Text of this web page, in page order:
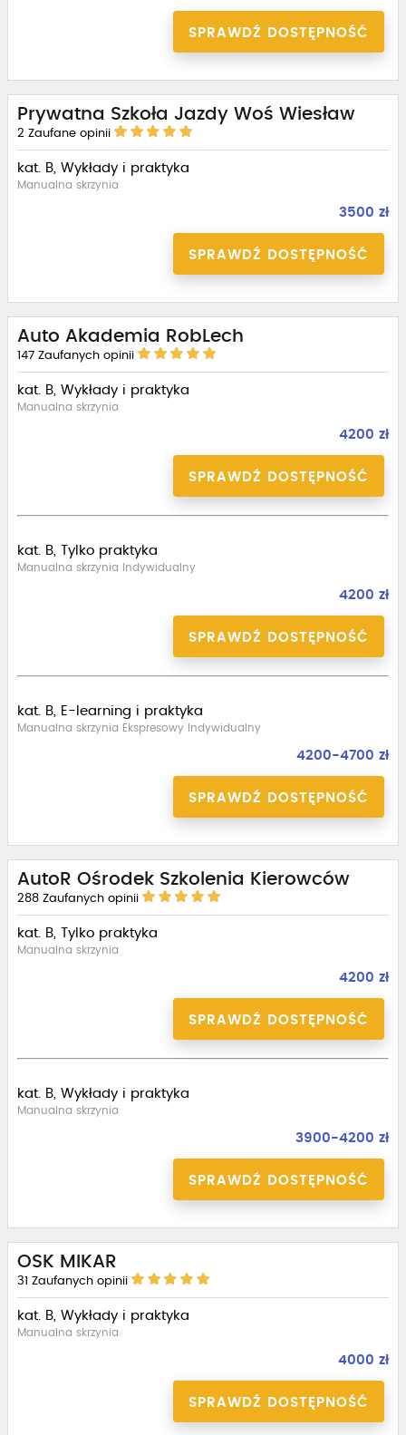
SPRAWDŹ DOSTĘPNOŚĆ
Prywatna Szkoła Jazdy Woś Wiesław
2 Zaufane opinii
kat. B, Wykłady i praktyka
Manualna skrzynia
3500 zł
SPRAWDŹ DOSTĘPNOŚĆ
Auto Akademia RobLech
147 Zaufanych opinii
kat. B, Wykłady i praktyka
Manualna skrzynia
4200 zł
SPRAWDŹ DOSTĘPNOŚĆ
kat. B, Tylko praktyka
Manualna skrzynia Indywidualny
4200 zł
SPRAWDŹ DOSTĘPNOŚĆ
kat. B, E-learning i praktyka
Manualna skrzynia Ekspresowy Indywidualny
4200-4700 zł
SPRAWDŹ DOSTĘPNOŚĆ
AutoR Ośrodek Szkolenia Kierowców
288 Zaufanych opinii
kat. B, Tylko praktyka
Manualna skrzynia
4200 zł
SPRAWDŹ DOSTĘPNOŚĆ
kat. B, Wykłady i praktyka
Manualna skrzynia
3900-4200 zł
SPRAWDŹ DOSTĘPNOŚĆ
OSK MIKAR
31 Zaufanych opinii
kat. B, Wykłady i praktyka
Manualna skrzynia
4000 zł
SPRAWDŹ DOSTĘPNOŚĆ